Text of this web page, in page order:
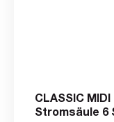
CLASSIC
Stromsäule 6